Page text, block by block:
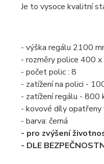
Je to vysoce kvalitní
- výška regálu 2100
- rozměry police 400
- počet polic : 8
- zatížení na polici -
- zatížení regálu - 800
- kovové díly opatřeny
- barva: černá
- pro zvýšení
- DLE